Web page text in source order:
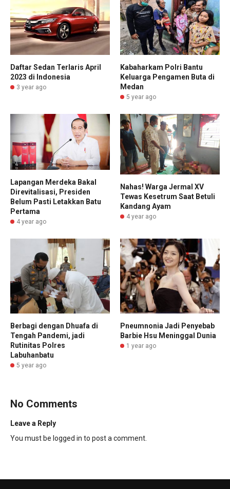
Daftar Sedan Terlaris April
2023 di Indonesia
3 year ago
Kabaharkam Polri Bantu
Keluarga Pengamen Buta di
Medan
5 year ago
Lapangan Merdeka Bakal
Direvitalisasi, Presiden
Belum Pasti Letakkan Batu
Pertama
4 year ago
Nahas! Warga Jermal XV
Tewas Kesetrum Saat Betuli
Kandang Ayam
4 year ago
Berbagi dengan Dhuafa di
Tengah Pandemi, jadi
Rutinitas Polres
Labuhanbatu
5 year ago
Pneumnonia Jadi Penyebab
Barbie Hsu Meninggal Dunia
1 year ago
No Comments
Leave a Reply
You must be logged in to post a comment.